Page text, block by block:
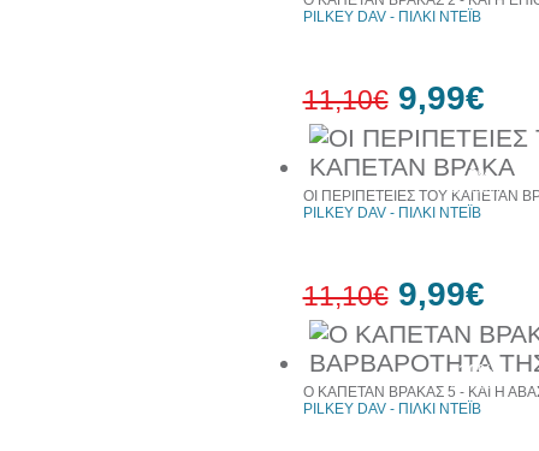
10%
έκπτωση
PILKEY DAV - ΠΙΛΚΙ ΝΤΕΪΒ
11,10€ 9,99€
10%
έκπτωση
ΟΙ ΠΕΡΙΠΕΤΕΙΕΣ ΤΟΥ ΚΑΠΕΤΑΝ
PILKEY DAV - ΠΙΛΚΙ ΝΤΕΪΒ
11,10€ 9,99€
Ο ΚΑΠΕΤΑΝ ΒΡΑΚΑΣ 5 - ΚΑΙ Η
PILKEY DAV - ΠΙΛΚΙ ΝΤΕΪΒ